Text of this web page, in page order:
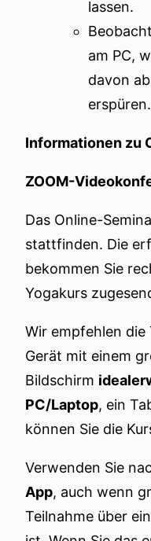
lassen.
am PC,
davon
erspüren.
Informationen zu
ZOOM-
Das Online-
stattfinden. Die
bekommen Sie
Yogakurs
Wir empfehlen die
Gerät mit einem
Bildschirm
PC/Laptop, ein
können Sie die
Verwenden Sie
App, auch wenn
Teilnahme über